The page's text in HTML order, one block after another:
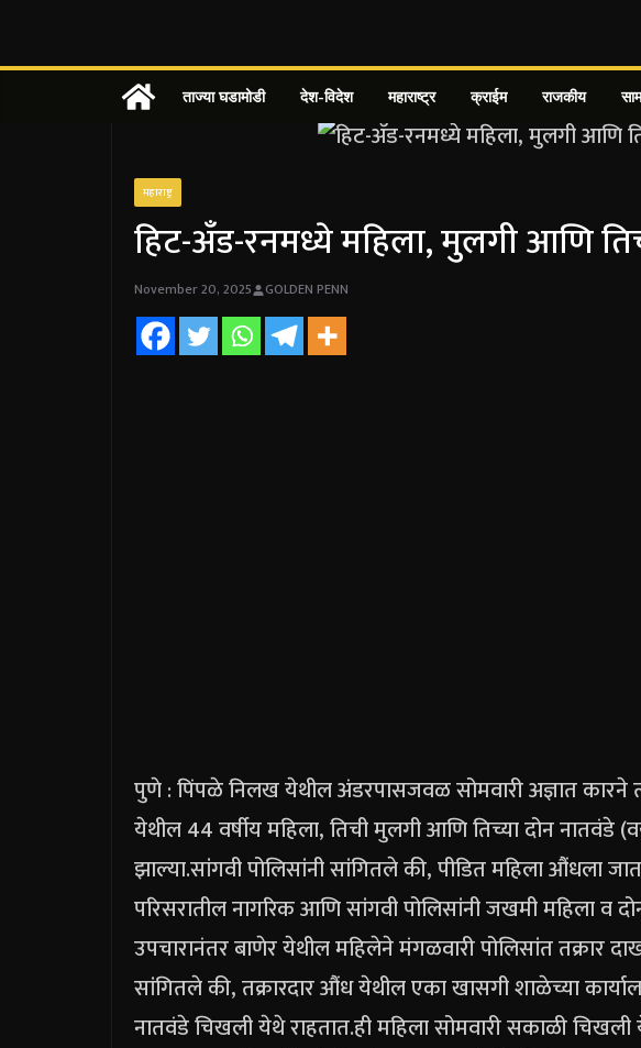
to
ताज्या घडामोडी देश-विदेश महाराष्ट्र क्राईम राजकीय
महाराष्ट्र
हिट-अँड-रनमध्ये महिला, मुलगी आणि
November 20, 2025 GOLDEN PENN
पुणे : पिंपळे निलख येथील अंडरपासजवळ सोमवारी अज्ञात कारने
येथील 44 वर्षीय महिला, तिची मुलगी आणि तिच्या दोन नातवंडे
झाल्या.सांगवी पोलिसांनी सांगितले की, पीडित महिला औंधला
परिसरातील नागरिक आणि सांगवी पोलिसांनी जखमी महिला व
उपचारानंतर बाणेर येथील महिलेने मंगळवारी पोलिसांत तक्रार
सांगितले की, तक्रारदार औंध येथील एका खासगी शाळेच्या
नातवंडे चिखली येथे राहतात.ही महिला सोमवारी सकाळी